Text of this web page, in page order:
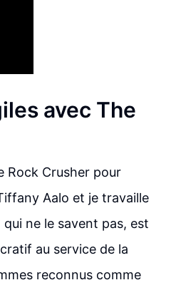
avec The
Rock Crusher pour
Aalo et je travaille
ne le savent pas, est
au service de la
reconnus comme